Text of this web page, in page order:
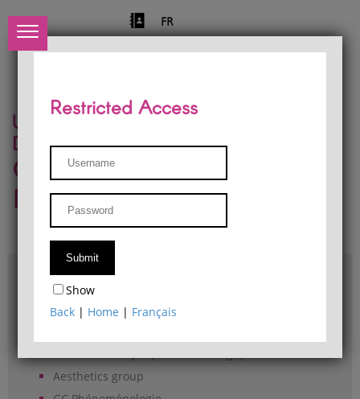
FR
University of Liège
Départment of Philosophy
Center for Phenomenological
Research
Access & maps
Philosophy Department Library
Aesthetics group
Restricted Access
Show
Back | Home | Français